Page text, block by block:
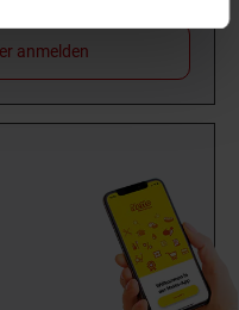
anmelden